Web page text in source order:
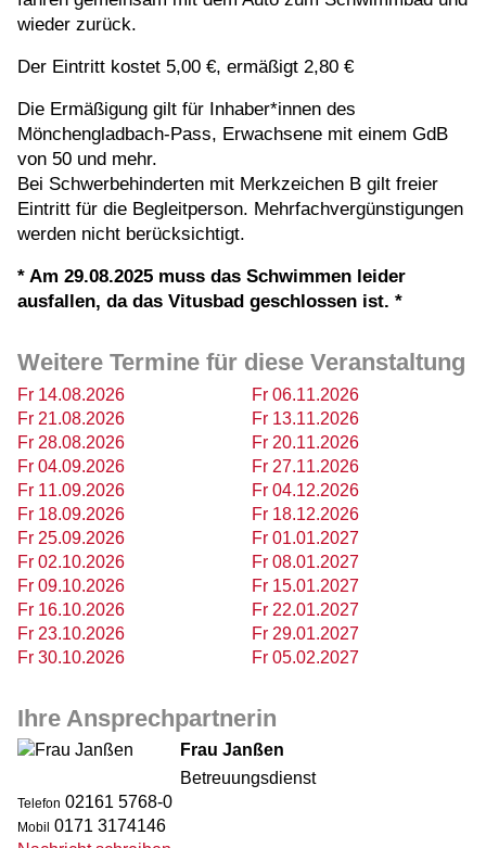
wieder zurück.
Der Eintritt kostet 5,00 €, ermäßigt 2,80 €
Die Ermäßigung gilt für Inhaber*innen des
Mönchengladbach-Pass, Erwachsene mit einem GdB
von 50 und mehr.
Bei Schwerbehinderten mit Merkzeichen B gilt freier
Eintritt für die Begleitperson. Mehrfachvergünstigungen
werden nicht berücksichtigt.
* Am 29.08.2025 muss das Schwimmen leider
ausfallen, da das Vitusbad geschlossen ist. *
Weitere Termine für diese Veranstaltung
Fr 14.08.2026
Fr 21.08.2026
Fr 28.08.2026
Fr 04.09.2026
Fr 11.09.2026
Fr 18.09.2026
Fr 25.09.2026
Fr 02.10.2026
Fr 09.10.2026
Fr 16.10.2026
Fr 23.10.2026
Fr 30.10.2026
Fr 06.11.2026
Fr 13.11.2026
Fr 20.11.2026
Fr 27.11.2026
Fr 04.12.2026
Fr 18.12.2026
Fr 01.01.2027
Fr 08.01.2027
Fr 15.01.2027
Fr 22.01.2027
Fr 29.01.2027
Fr 05.02.2027
Ihre Ansprechpartnerin
Frau Janßen
Betreuungsdienst
Telefon 02161 5768-0
Mobil 0171 3174146